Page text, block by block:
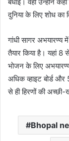
बधाई। वही उन्होंने
दुनिया के लिए शोध का
गांधी सागर अभयारण्य
तैयार किया है। यहां 8
भोजन के लिए
अधिक व्हाइट बोर्ड
से ही हिरणों की अच्छी-
Bhopal